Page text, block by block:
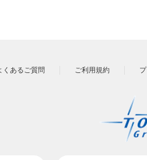
くあるご質問 ご利用規約